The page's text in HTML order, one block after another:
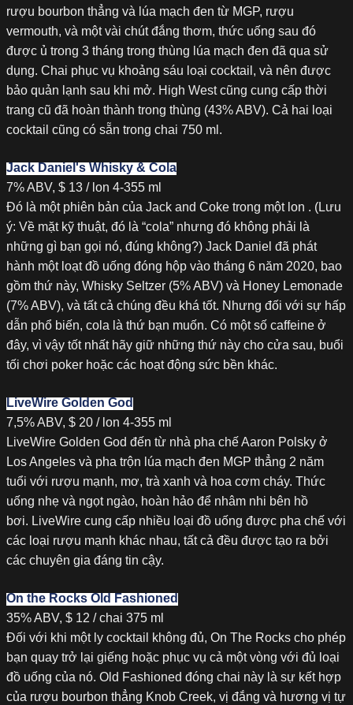
rượu bourbon thẳng và lúa mạch đen từ MGP, rượu
vermouth, và một vài chút đắng thơm, thức uống sau đó
được ủ trong 3 tháng trong thùng lúa mạch đen đã qua sử
dụng. Chai phục vụ khoảng sáu loại cocktail, và nên được
bảo quản lạnh sau khi mở. High West cũng cung cấp thời
trang cũ đã hoàn thành trong thùng (43% ABV). Cả hai loại
cocktail cũng có sẵn trong chai 750 ml.
Jack Daniel's Whisky & Cola
7% ABV, $ 13 / lon 4-355 ml
Đó là một phiên bản của Jack and Coke trong một lon . (Lưu
ý: Về mặt kỹ thuật, đó là “cola” nhưng đó không phải là
những gì bạn gọi nó, đúng không?) Jack Daniel đã phát
hành một loạt đồ uống đóng hộp vào tháng 6 năm 2020, bao
gồm thứ này, Whisky Seltzer (5% ABV) và Honey Lemonade
(7% ABV), và tất cả chúng đều khá tốt. Nhưng đối với sự hấp
dẫn phổ biến, cola là thứ bạn muốn. Có một số caffeine ở
đây, vì vậy tốt nhất hãy giữ những thứ này cho cửa sau, buổi
tối chơi poker hoặc các hoạt động sức bền khác.
LiveWire Golden God
7,5% ABV, $ 20 / lon 4-355 ml
LiveWire Golden God đến từ nhà pha chế Aaron Polsky ở
Los Angeles và pha trộn lúa mạch đen MGP thẳng 2 năm
tuổi với rượu mạnh, mơ, trà xanh và hoa cơm cháy. Thức
uống nhẹ và ngọt ngào, hoàn hảo để nhâm nhi bên hồ
bơi. LiveWire cung cấp nhiều loại đồ uống được pha chế với
các loại rượu mạnh khác nhau, tất cả đều được tạo ra bởi
các chuyên gia đáng tin cậy.
On the Rocks Old Fashioned
35% ABV, $ 12 / chai 375 ml
Đối với khi một ly cocktail không đủ, On The Rocks cho phép
bạn quay trở lại giếng hoặc phục vụ cả một vòng với đủ loại
đồ uống của nó. Old Fashioned đóng chai này là sự kết hợp
của rượu bourbon thẳng Knob Creek, vị đắng và hương vị tự